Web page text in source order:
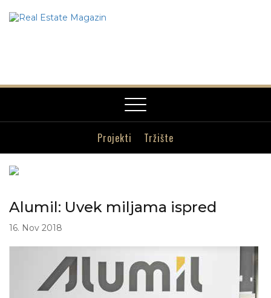
Toggle
navigation
Projekti Tržište
Alumil: Uvek miljama ispred
16. Nov 2018